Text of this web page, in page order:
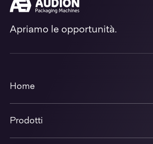
Apriamo le opportunità.
Home
Prodotti